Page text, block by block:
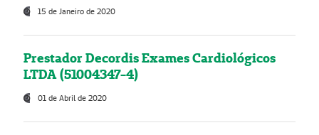
15 de Janeiro de 2020
Prestador Decordis Exames Cardiológicos
LTDA (51004347-4)
01 de Abril de 2020